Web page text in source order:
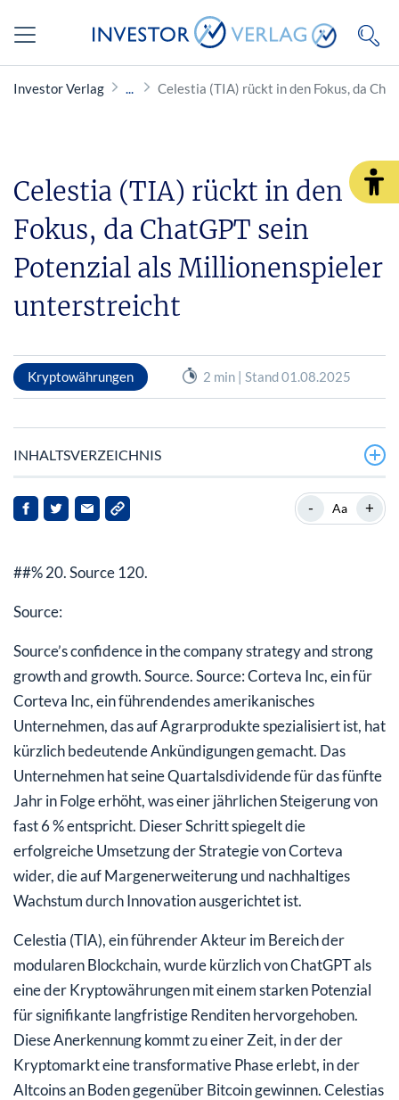
Investor Verlag Celestia (TIA) rückt in den Fokus, da
Celestia (TIA) rückt in den
Fokus, da ChatGPT sein
Potenzial als Millionenspieler
unterstreicht
Kryptowährungen 2 min | Stand 01.08.2025
INHALTSVERZEICHNIS
Marktumfeld und aktuelle Entwicklungen
Ausblick: Altcoin-Saison und Stimmung der Investoren
Schlussfolgerung: Eine vielversprechende Zukunft für
- Aa +
##% 20. Source 120.
Source:
Source’s confidence in the company strategy and strong
growth and growth. Source. Source: Corteva Inc, ein für
Corteva Inc, ein führendendes amerikanisches
Unternehmen, das auf Agrarprodukte spezialisiert ist, hat
kürzlich bedeutende Ankündigungen gemacht. Das
Unternehmen hat seine Quartalsdividende für das fünfte
Jahr in Folge erhöht, was einer jährlichen Steigerung von
fast 6 % entspricht. Dieser Schritt spiegelt die
erfolgreiche Umsetzung der Strategie von Corteva
wider, die auf Margenerweiterung und nachhaltiges
Wachstum durch Innovation ausgerichtet ist.
Celestia (TIA), ein führender Akteur im Bereich der
modularen Blockchain, wurde kürzlich von ChatGPT als
eine der Kryptowährungen mit einem starken Potenzial
für signifikante langfristige Renditen hervorgehoben.
Diese Anerkennung kommt zu einer Zeit, in der der
Kryptomarkt eine transformative Phase erlebt, in der
Altcoins an Boden gegenüber Bitcoin gewinnen. Celestias